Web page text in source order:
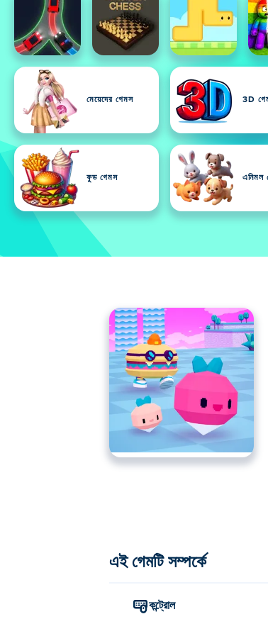
মেয়েদের গেমস 3D
ফুড গেমস এনিমল
এখানে আপনি Dadish 3D খেলতে পারেন।
এই গেমটি সম্পর্কে
কন্ট্রোল